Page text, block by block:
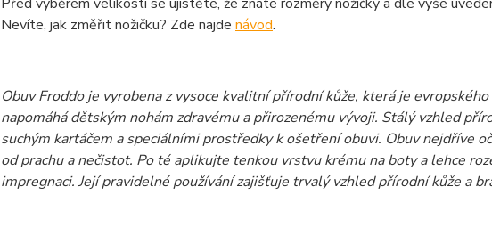
Nevíte, jak změřit nožičku? Zde najde návod.
Obuv Froddo je vyrobena z vysoce kvalitní přírodní kůže, která je
napomáhá dětským nohám zdravému a přirozenému vývoji. Stálý vzhled
suchým kartáčem a speciálními prostředky k ošetření obuvi. Obuv nejdříve
od prachu a nečistot. Po té aplikujte tenkou vrstvu krému na boty a lehce
impregnaci. Její pravidelné používání zajišťuje trvalý vzhled přírodní kůže a